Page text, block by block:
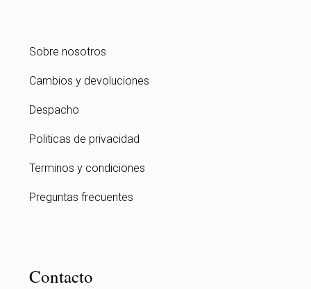
Sobre nosotros
Cambios y devoluciones
Despacho
Politicas de privacidad
Terminos y condiciones
Preguntas frecuentes
Contacto